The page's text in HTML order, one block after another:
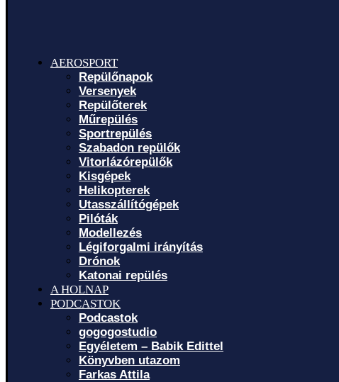
AEROSPORT
Repülőnapok
Versenyek
Repülőterek
Műrepülés
Sportrepülés
Szabadon repülők
Vitorlázórepülők
Kisgépek
Helikopterek
Utasszállítógépek
Pilóták
Modellezés
Légiforgalmi irányítás
Drónok
Katonai repülés
A HOLNAP
PODCASTOK
Podcastok
gogogostudio
Egyéletem – Babik Edittel
Könyvben utazom
Farkas Attila